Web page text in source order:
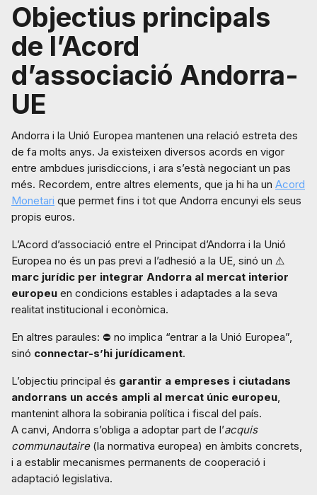
Objectius principals
de l’Acord
d’associació Andorra-
UE
Andorra i la Unió Europea mantenen una relació estreta des
de fa molts anys. Ja existeixen diversos acords en vigor
entre ambdues jurisdiccions, i ara s’està negociant un pas
més. Recordem, entre altres elements, que ja hi ha un Acord
Monetari que permet fins i tot que Andorra encunyi els seus
propis euros.
L’Acord d’associació entre el Principat d’Andorra i la Unió
Europea no és un pas previ a l’adhesió a la UE, sinó un ⚠️
marc jurídic per integrar Andorra al mercat interior
europeu en condicions estables i adaptades a la seva
realitat institucional i econòmica.
En altres paraules: ⛔ no implica “entrar a la Unió Europea”,
sinó connectar-s’hi jurídicament.
L’objectiu principal és garantir a empreses i ciutadans
andorrans un accés ampli al mercat únic europeu,
mantenint alhora la sobirania política i fiscal del país.
A canvi, Andorra s’obliga a adoptar part de l’acquis
communautaire(la normativa europea) en àmbits concrets,
i a establir mecanismes permanents de cooperació i
adaptació legislativa.